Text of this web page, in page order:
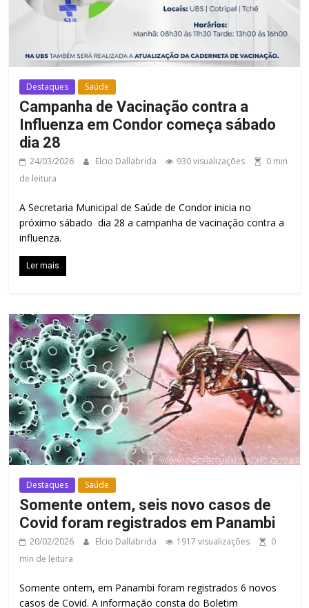
Destaques Saúde
Campanha de Vacinação contra a
Influenza em Condor começa sábado
dia 28
24/03/2026 Elcio Dallabrida 930 visualizações
0 min
de leitura
A Secretaria Municipal de Saúde de Condor inicia no
próximo sábado dia 28 a campanha de vacinação contra a
influenza.
Ler mais
Destaques Saúde
Somente ontem, seis novo casos de
Covid foram registrados em Panambi
20/02/2026 Elcio Dallabrida 1917 visualizações
0
min de leitura
Somente ontem, em Panambi foram registrados 6 novos
casos de Covid. A informação consta do Boletim